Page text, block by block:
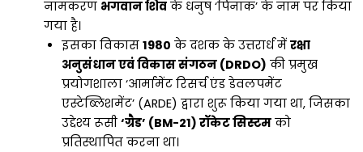
नामकरण भगवान शिवके धनुष ‘पिनाक’ के नाम पर किया
गया है।
इसका विकास 1980 के दशक के उत्तरार्ध में रक्षा
अनुसंधान एवं विकास संगठन (DRDO) की प्रमुख
प्रयोगशाला ‘आर्मामेंट रिसर्च एंड डेवलपमेंट
एस्टेब्लिशमेंट’ (ARDE) द्वारा शुरू किया गया था, जिसका
उद्देश्य रूसी ‘ग्रैड’ (BM-21) रॉकेट सिस्टमको
प्रतिस्थापित करना था।